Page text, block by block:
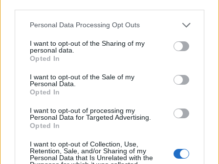
Personal Data Processing Opt Outs
I want to opt-out of the Sharing of my
personal data.
Opted In
I want to opt-out of the Sale of my
Personal Data.
Opted In
I want to opt-out of processing my
Personal Data for Targeted Advertising.
Opted In
I want to opt-out of Collection, Use,
Retention, Sale, and/or Sharing of my
Personal Data that Is Unrelated with the
BUSCAR MÁS
RESPUESTAS
Palabras Conectadas Respuesta de nivel 25972
Palabras Conectadas Respuesta de nivel 25974
Palabras Conectadas Respuesta de nivel 25975
Palabras Conectadas Respuesta de nivel 25976
Palabras Conectadas Respuesta de nivel 25977